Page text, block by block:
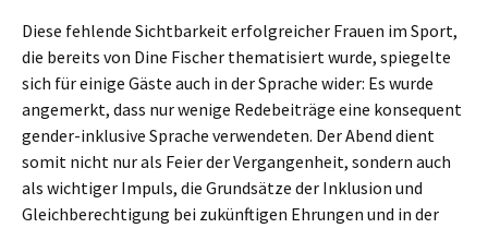
Die­se feh­len­de Sicht­bar­keit erfolg­rei­cher Frau­en im Sport,
die bereits von Dine Fischer the­ma­ti­siert wur­de, spie­gel­te
sich für eini­ge Gäs­te auch in der Spra­che wider: Es wur­de
ange­merkt, dass nur weni­ge Rede­bei­trä­ge eine kon­se­quent
gen­der-inklu­si­ve Spra­che ver­wen­de­ten. Der Abend dient
somit nicht nur als Fei­er der Ver­gan­gen­heit, son­dern auch
als wich­ti­ger Impuls, die Grund­sät­ze der Inklu­si­on und
Gleich­be­rech­ti­gung bei zukünf­ti­gen Ehrun­gen und in der